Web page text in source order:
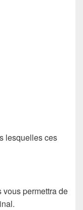
lesquelles ces
vous permettra de